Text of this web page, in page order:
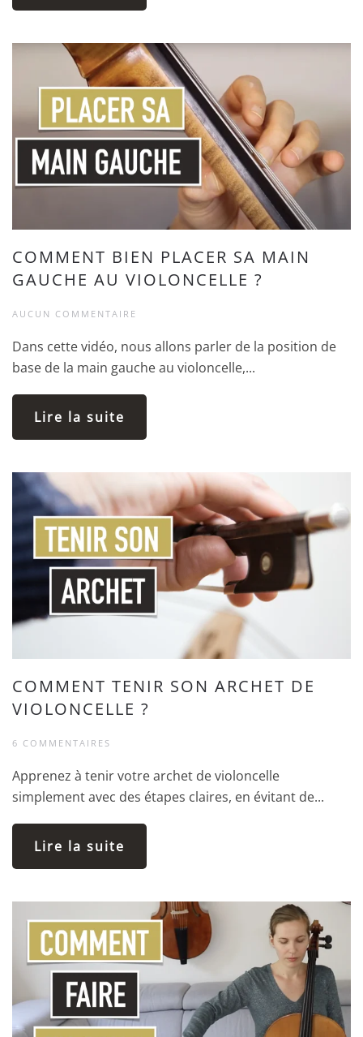
COMMENT BIEN PLACER SA MAIN
GAUCHE AU VIOLONCELLE ?
AUCUN COMMENTAIRE
Dans cette vidéo, nous allons parler de la position de
base de la main gauche au violoncelle,...
Lire la suite
COMMENT TENIR SON ARCHET DE
VIOLONCELLE ?
6 COMMENTAIRES
Apprenez à tenir votre archet de violoncelle
simplement avec des étapes claires, en évitant de...
Lire la suite